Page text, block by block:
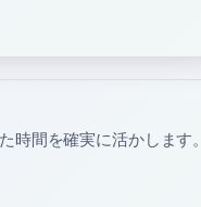
間を確実に活かします。